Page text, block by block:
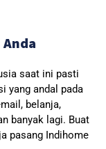
saat ini pasti
yang andal pada
belanja,
banyak lagi. Buat
pasang Indihome